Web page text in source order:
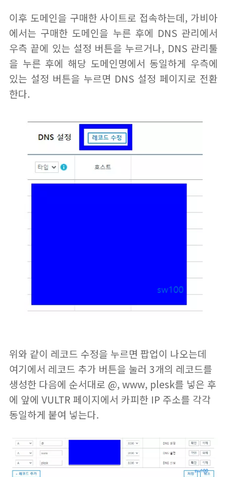
이후 도메인을 구매한 사이트로 접속하는데, 가비아
에서는 구매한 도메인을 누른 후에 DNS 관리에서
우측 끝에 있는 설정 버튼을 누르거나, DNS 관리툴
을 누른 후에 해당 도메인명에서 동일하게 우측에
있는 설정 버튼을 누르면 DNS 설정 페이지로 전환
한다.
위와 같이 레코드 수정을 누르면 팝업이 나오는데
여기에서 레코드 추가 버튼을 눌러 3개의 레코드를
생성한 다음에 순서대로 @, www, plesk를 넣은 후
에 앞에 VULTR 페이지에서 카피한 IP 주소를 각각
동일하게 붙여 넣는다.